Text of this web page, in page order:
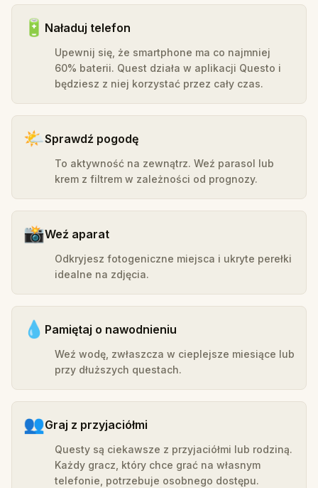
🔋 Naładuj telefon
Upewnij się, że smartphone ma co najmniej
60% baterii. Quest działa w aplikacji Questo i
będziesz z niej korzystać przez cały czas.
🌤️Sprawdź pogodę
To aktywność na zewnątrz. Weź parasol lub
krem z filtrem w zależności od prognozy.
📸Weź aparat
Odkryjesz fotogeniczne miejsca i ukryte perełki
idealne na zdjęcia.
💧 Pamiętaj o nawodnieniu
Weź wodę, zwłaszcza w cieplejsze miesiące lub
przy dłuższych questach.
👥Graj z przyjaciółmi
Questy są ciekawsze z przyjaciółmi lub rodziną.
Każdy gracz, który chce grać na własnym
telefonie, potrzebuje osobnego dostępu.